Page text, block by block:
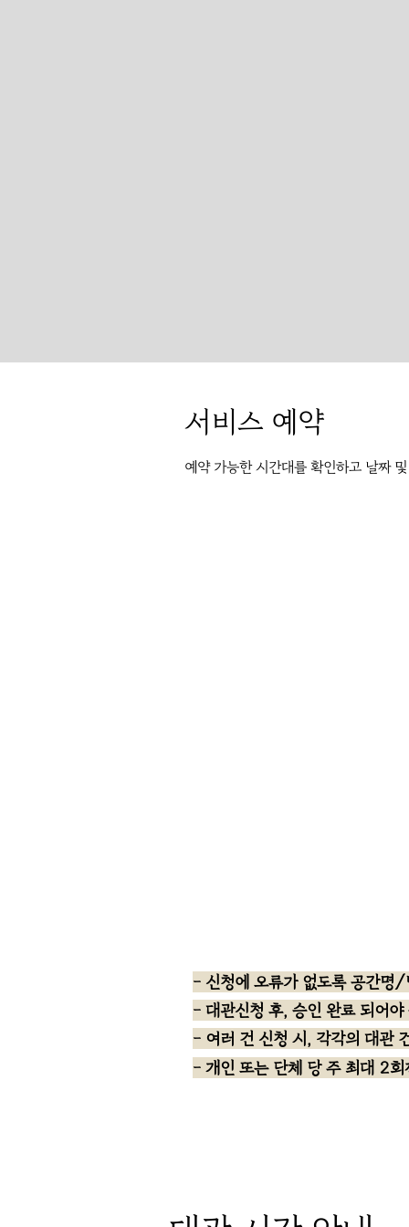
서비스 예약
예약 가능한 시간대를 확인하고 날짜
- 신청에 오류가 없도록 공간명
- 대관신청 후, 승인 완료 되어
​- 여러 건 신청 시, 각각의 대관
- 개인 또는 단체 당 주 최대 2회